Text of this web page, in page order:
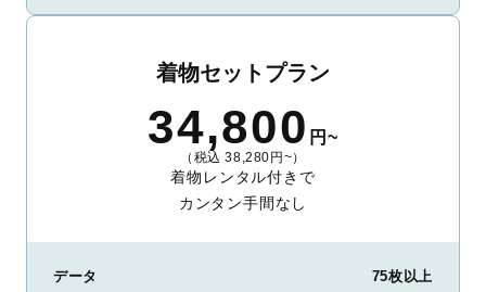
着物セットプラン
34,800 円~
（税込 38,280円~）
着物レンタル付きで
カンタン手間なし
データ
75枚以上